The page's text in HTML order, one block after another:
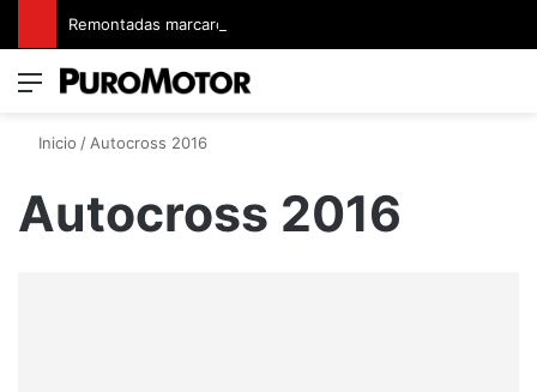
Menú
Inicio /Autocross 2016
Autocross 2016